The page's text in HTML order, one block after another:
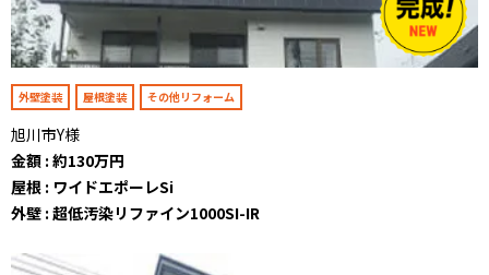
外壁塗装 屋根塗装 その他リフォーム
旭川市Y様
金額 : 約130万円
屋根 : ワイドエポーレSi
外壁 : 超低汚染リファイン1000SI-IR